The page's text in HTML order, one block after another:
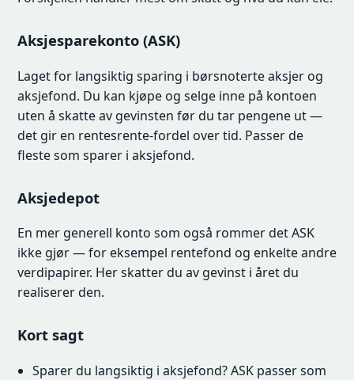
Aksjesparekonto (ASK)
Laget for langsiktig sparing i børsnoterte aksjer og
aksjefond. Du kan kjøpe og selge inne på kontoen
uten å skatte av gevinsten før du tar pengene ut —
det gir en rentesrente-fordel over tid. Passer de
fleste som sparer i aksjefond.
Aksjedepot
En mer generell konto som også rommer det ASK
ikke gjør — for eksempel rentefond og enkelte andre
verdipapirer. Her skatter du av gevinst i året du
realiserer den.
Kort sagt
Sparer du langsiktig i aksjefond? ASK passer som